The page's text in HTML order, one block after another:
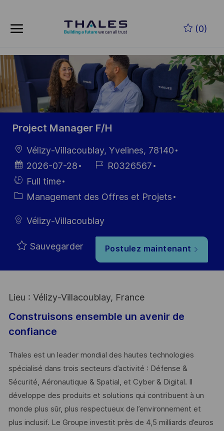
(0)
-
Project Manager F/H
localisation
Vélizy-Villacoublay, Yvelines, 78140
Date
d’affichage
2026-07-28
Référence
R0326567
Hiring
Type
Full time
Catégorie
Management des Offres et Projets
Vélizy-Villacoublay
Sauvegarder Postulez maintenant
Lieu : Vélizy-Villacoublay, France
Construisons ensemble un avenir de
confiance
Thales est un leader mondial des hautes technologies
spécialisé dans trois secteurs d’activité : Défense &
Sécurité, Aéronautique & Spatial, et Cyber & Digital. Il
développe des produits et solutions qui contribuent à un
monde plus sûr, plus respectueux de l’environnement et
plus inclusif. Le Groupe investit près de 4,5 milliards d’euros